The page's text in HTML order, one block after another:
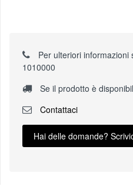
Per ulteriori informazioni
1010000
Se il prodotto è
Contattaci
Hai delle domande?